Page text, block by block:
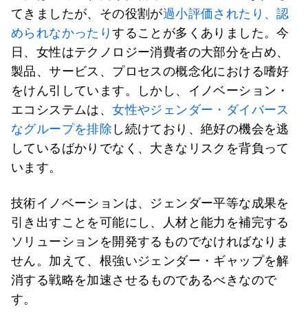
てきましたが、その役割が過小評価されたり、認
められなかったりすることが多くありました。今
日、女性はテクノロジー消費者の大部分を占め、
製品、サービス、プロセスの概念化における嗜好
をけん引しています。しかし、イノベーション・
エコシステムは、女性やジェンダー・ダイバース
なグループを排除 し続けており、絶好の機会を逃
しているばかりでなく、大きなリスクを背負って
います。
技術イノベーションは、ジェンダー平等な成果を
引き出すことを可能にし、人材と能力を補完する
ソリューションを開発するものでなければなりま
せん。加えて、根強いジェンダー・ギャップを解
消する戦略を加速させるものであるべきなので
す。